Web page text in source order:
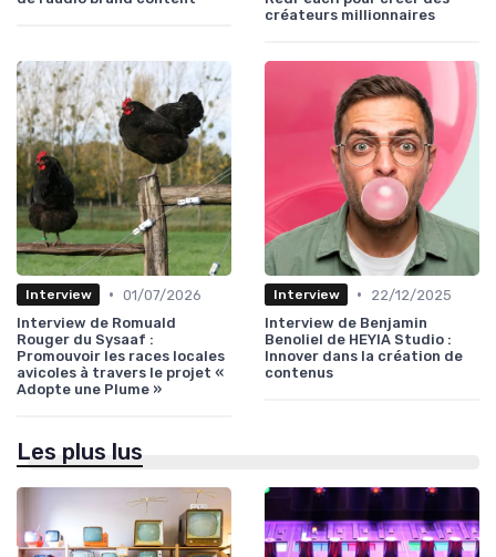
créateurs millionnaires
Interview • 01/07/2026
Interview de Romuald
Rouger du Sysaaf :
Promouvoir les races locales
avicoles à travers le projet «
Adopte une Plume »
Interview •
22/12/2025
Interview de Benjamin
Benoliel de HEYIA Studio :
Innover dans la création de
contenus
Les plus lus